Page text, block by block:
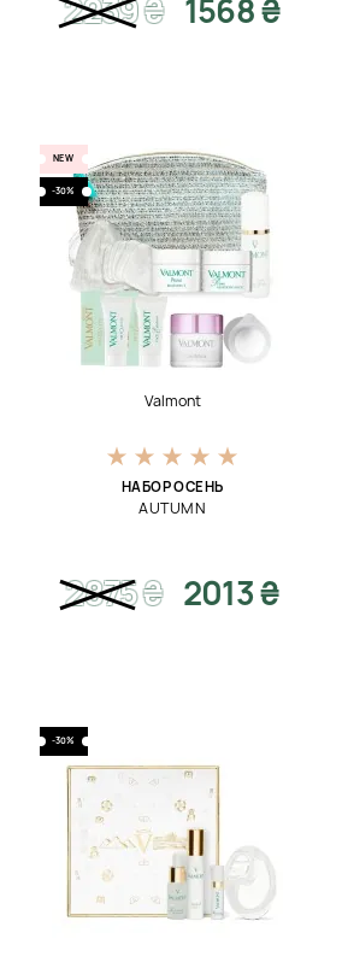
2239₴ 1568 ₴
NEW
-30%
Valmont
НАБОР ОСЕНЬ
AUTUMN
2875₴ 2013 ₴
-30%